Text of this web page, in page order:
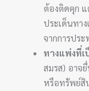
ต้องติดคุก แ
ประเด็นทา
จากการปร
ทางแพ่งที่เ
สมรส) อาจ
หรือทรัพย์สิ